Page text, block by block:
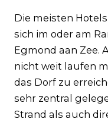
Die meisten
sich im oder am
Egmond aan Zee.
nicht weit laufen
das Dorf zu
sehr zentral
Strand als auch